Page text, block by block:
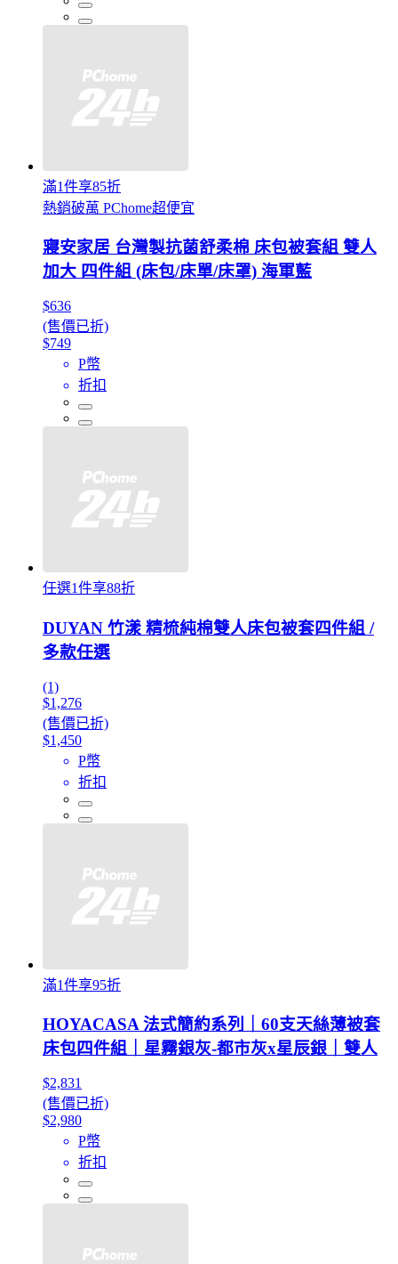
滿1件享85折
熱銷破萬 PChome超便宜
寢安家居 台灣製抗菌舒柔棉 床包被套組 雙人
加大 四件組 (床包/床單/床罩) 海軍藍
$636
(售價已折)
$749
P幣
折扣
任選1件享88折
DUYAN 竹漾 精梳純棉雙人床包被套四件組 /
多款任選
(1)
$1,276
(售價已折)
$1,450
P幣
折扣
滿1件享95折
HOYACASA 法式簡約系列｜60支天絲薄被套
床包四件組｜星霧銀灰-都市灰x星辰銀｜雙人
$2,831
(售價已折)
$2,980
P幣
折扣